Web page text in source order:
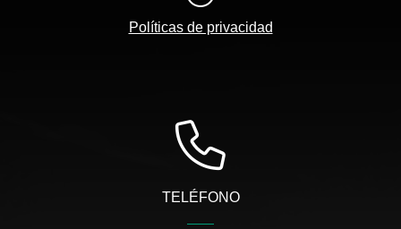
Políticas de privacidad
TELÉFONO